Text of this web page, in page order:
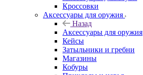
Кроссовки
Аксессуары для оружия
Назад
Аксессуары для оружия
Кейсы
Затыльники и гребни
Магазины
Кобуры